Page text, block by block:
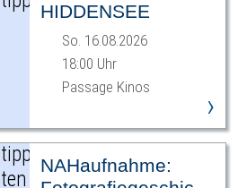
HIDDENSEE
So. 16.08.2026
18:00 Uhr
Passage Kinos
›
NAHaufnahme: